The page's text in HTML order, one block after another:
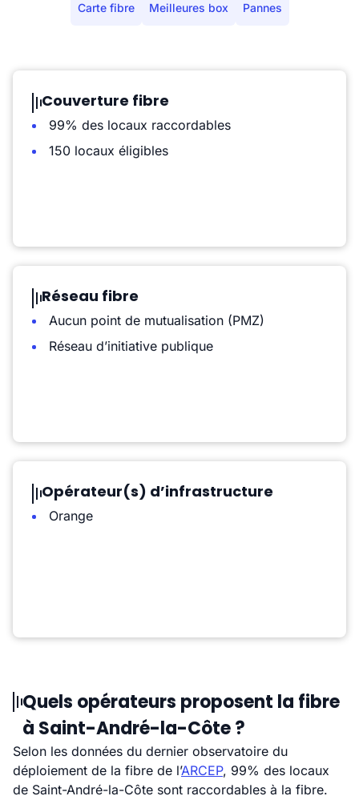
Carte fibre Meilleures box Pannes
Couverture fibre
99% des locaux raccordables
150 locaux éligibles
Réseau fibre
Aucun point de mutualisation (PMZ)
Réseau d’initiative publique
Opérateur(s) d’infrastructure
Orange
Quels opérateurs proposent la fibre
à Saint-André-la-Côte ?
Selon les données du dernier observatoire du
déploiement de la fibre de l’ARCEP, 99% des locaux
de Saint-André-la-Côte sont raccordables à la fibre.